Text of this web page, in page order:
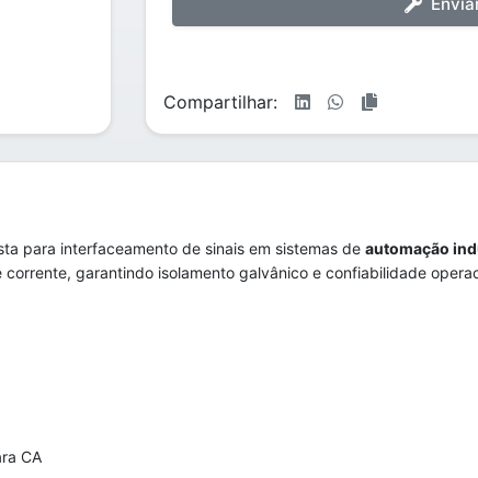
Compartilhar:
para interfaceamento de sinais em sistemas de automação
garantindo isolamento galvânico e confiabilidade
CA